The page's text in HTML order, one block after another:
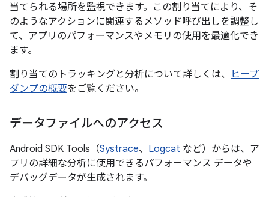
当てられる場所を監視できます。この割り当てにより、そ
のようなアクションに関連するメソッド呼び出しを調整し
て、アプリのパフォーマンスやメモリの使用を最適化でき
ます。
割り当てのトラッキングと分析について詳しくは、
ヒープ
ダンプの概要をご覧ください。
データファイルへのアクセス
Android SDK Tools（Systrace、 Logcat など）からは、ア
プリの詳細な分析に使用できるパフォーマンス データや
デバッグデータが生成されます。